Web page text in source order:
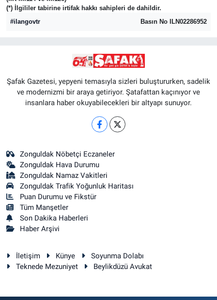
(*) İlgililer tabirine irtifak hakkı sahipleri de dahildir.
#ilangovtr
Basın No ILN02286952
Şafak Gazetesi, yepyeni temasıyla sizleri buluştururken, sadelik
ve modernizmi bir araya getiriyor. Şatafattan kaçınıyor ve
insanlara haber okuyabilecekleri bir altyapı sunuyor.
Zonguldak Nöbetçi Eczaneler
Zonguldak Hava Durumu
Zonguldak Namaz Vakitleri
Zonguldak Trafik Yoğunluk Haritası
Puan Durumu ve Fikstür
Tüm Manşetler
Son Dakika Haberleri
Haber Arşivi
İletişim Künye
Soyunma Dolabı
Teknede Mezuniyet
Beylikdüzü Avukat